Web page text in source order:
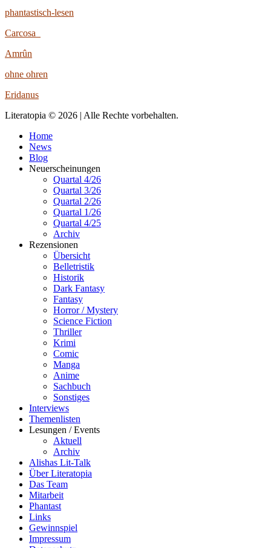
phantastisch-lesen
Carcosa
Amrûn
ohne ohren
Eridanus
Literatopia © 2026 | Alle Rechte vorbehalten.
Home
News
Blog
Neuerscheinungen
Quartal 4/26
Quartal 3/26
Quartal 2/26
Quartal 1/26
Quartal 4/25
Archiv
Rezensionen
Übersicht
Belletristik
Historik
Dark Fantasy
Fantasy
Horror / Mystery
Science Fiction
Thriller
Krimi
Comic
Manga
Anime
Sachbuch
Sonstiges
Interviews
Themenlisten
Lesungen / Events
Aktuell
Archiv
Alishas Lit-Talk
Über Literatopia
Das Team
Mitarbeit
Phantast
Links
Gewinnspiel
Impressum